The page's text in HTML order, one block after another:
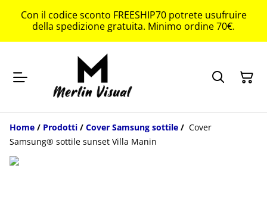
Con il codice sconto FREESHIP70 potrete usufruire
della spedizione gratuita. Minimo ordine 70€.
Home / Prodotti / Cover Samsung sottile / Cover
Samsung® sottile sunset Villa Manin